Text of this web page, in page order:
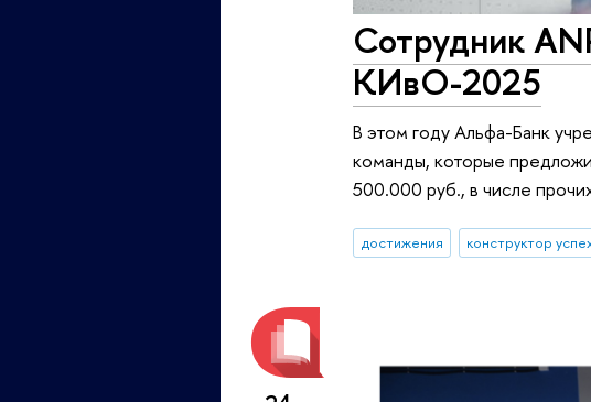
Сотрудник
КИвО-2025
В этом году Альфа-Банк
команды, которые
500.000 руб., в числе
достижения конструктор